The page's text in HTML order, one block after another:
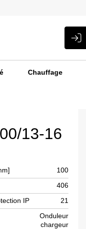
Chauffage
13-16
100
406
IP
21
Onduleur
chargeur